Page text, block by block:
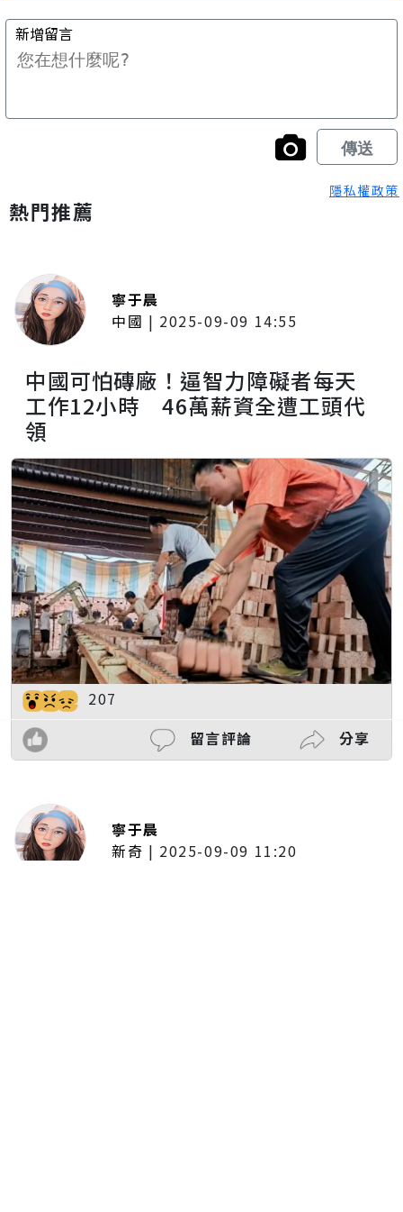
隱私權政策
熱門推薦
寧于晨
中國 | 2025-09-09 14:55
中國可怕磚廠！逼智力障礙者每天
工作12小時 46萬薪資全遭工頭代
領
207
留言評論
分享
寧于晨
新奇 | 2025-09-09 11:20